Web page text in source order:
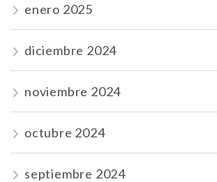
enero 2025
diciembre 2024
noviembre 2024
octubre 2024
septiembre 2024